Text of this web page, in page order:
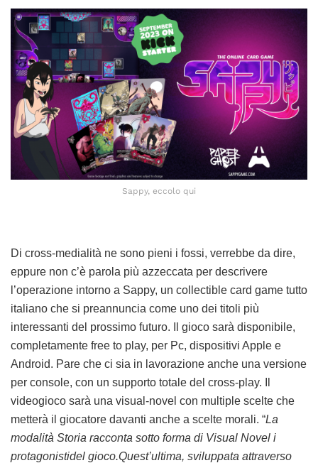
Sappy, eccolo qui
Di cross-medialità ne sono pieni i fossi, verrebbe da dire,
eppure non c’è parola più azzeccata per descrivere
l’operazione intorno a Sappy, un collectible card game tutto
italiano che si preannuncia come uno dei titoli più
interessanti del prossimo futuro. Il gioco sarà disponibile,
completamente free to play, per Pc, dispositivi Apple e
Android. Pare che ci sia in lavorazione anche una versione
per console, con un supporto totale del cross-play. Il
videogioco sarà una visual-novel con multiple scelte che
metterà il giocatore davanti anche a scelte morali. “La
modalità Storia racconta sotto forma di Visual Novel i
protagonistidel gioco.Quest’ultima, sviluppata attraverso